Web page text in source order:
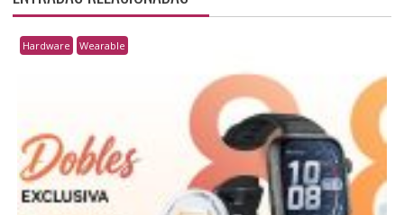
Hardware Wearable